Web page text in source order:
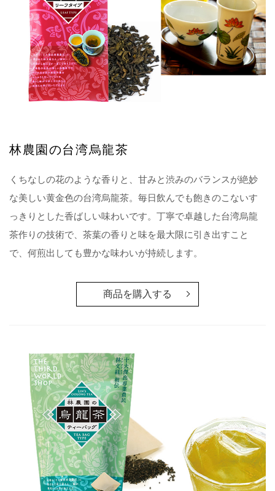
林農園の台湾烏龍茶
くちなしの花のような香りと、甘みと渋みのバランスが絶妙
な美しい黄金色の台湾烏龍茶。毎日飲んでも飽きのこないす
っきりとした香ばしい味わいです。丁寧で卓越した台湾烏龍
茶作りの技術で、茶葉の香りと味を最大限に引き出すこと
で、何煎出しても豊かな味わいが持続します。
商品を購入する